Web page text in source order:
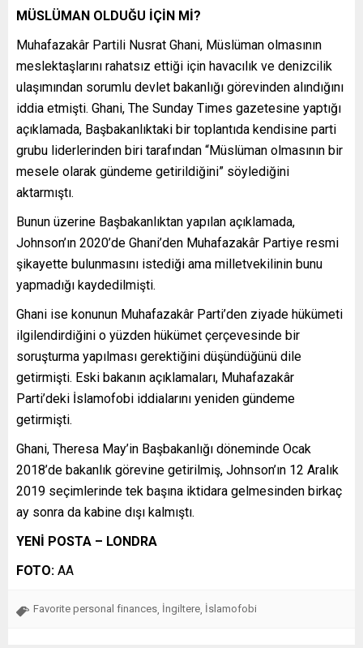
MÜSLÜMAN OLDUĞU İÇİN Mİ?
Muhafazakâr Partili Nusrat Ghani, Müslüman olmasının
meslektaşlarını rahatsız ettiği için havacılık ve denizcilik
ulaşımından sorumlu devlet bakanlığı görevinden alındığını
iddia etmişti. Ghani, The Sunday Times gazetesine yaptığı
açıklamada, Başbakanlıktaki bir toplantıda kendisine parti
grubu liderlerinden biri tarafından “Müslüman olmasının bir
mesele olarak gündeme getirildiğini” söylediğini
aktarmıştı.
Bunun üzerine Başbakanlıktan yapılan açıklamada,
Johnson’ın 2020’de Ghani’den Muhafazakâr Partiye resmi
şikayette bulunmasını istediği ama milletvekilinin bunu
yapmadığı kaydedilmişti.
Ghani ise konunun Muhafazakâr Parti’den ziyade hükümeti
ilgilendirdiğini o yüzden hükümet çerçevesinde bir
soruşturma yapılması gerektiğini düşündüğünü dile
getirmişti. Eski bakanın açıklamaları, Muhafazakâr
Parti’deki İslamofobi iddialarını yeniden gündeme
getirmişti.
Ghani, Theresa May’in Başbakanlığı döneminde Ocak
2018’de bakanlık görevine getirilmiş, Johnson’ın 12 Aralık
2019 seçimlerinde tek başına iktidara gelmesinden birkaç
ay sonra da kabine dışı kalmıştı.
YENİ POSTA – LONDRA
FOTO: AA
Favorite personal finances İngiltere İslamofobi